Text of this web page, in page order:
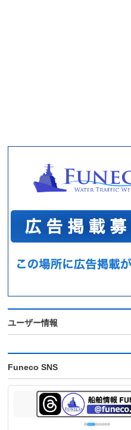
ユーザー情報
Funeco SNS